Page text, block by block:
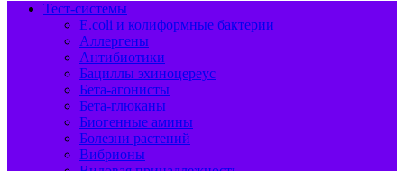
Тест-системы
E.coli и колиформные бактерии
Аллергены
Антибиотики
Бациллы эхиноцереус
Бета-агонисты
Бета-глюканы
Биогенные амины
Болезни растений
Вибрионы